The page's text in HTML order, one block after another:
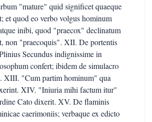
"mature" quid significet quaeque
et quod eo verbo volgus hominum
inibi, quod "praecox" declinatum
non "praecoquis". XII. De portentis
Secundus indignissime in
confert; ibidem de simulacro
XIII. "Cum partim hominum" qua
XIV. "Iniuria mihi factum itur"
Cato dixerit. XV. De flaminis
caerimoniis; verbaque ex edicto